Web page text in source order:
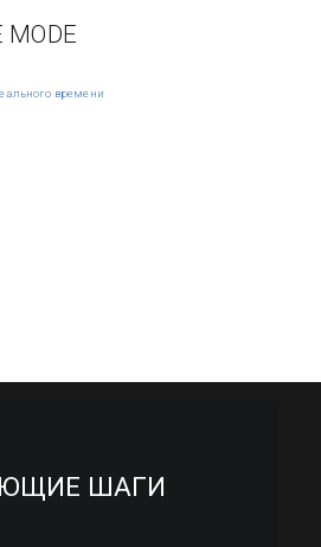
времени
ШАГИ